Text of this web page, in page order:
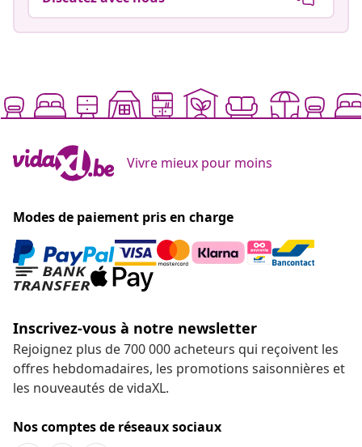
Vivre mieux pour moins
Modes de paiement pris en charge
Inscrivez-vous à notre newsletter
Rejoignez plus de 700 000 acheteurs qui reçoivent les
offres hebdomadaires, les promotions saisonnières et
les nouveautés de vidaXL.
Nos comptes de réseaux sociaux